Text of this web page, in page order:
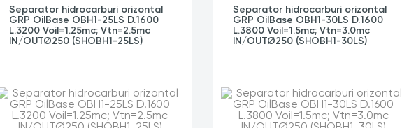
Separator hidrocarburi orizontal
GRP OilBase OBH1-25LS D.1600
L.3200 Voil=1.25mc; Vtn=2.5mc
IN/OUTØ250 (SHOBH1-25LS)
Separator hidrocarburi orizontal
GRP OilBase OBH1-30LS D.1600
L.3800 Voil=1.5mc; Vtn=3.0mc
IN/OUTØ250 (SHOBH1-30LS)